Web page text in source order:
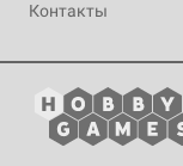
Контакты